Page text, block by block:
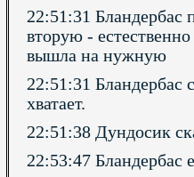
22:51:31 Бландербас
вторую -
вышла на нужную
22:51:31 Бландербас
хватает.
22:51:38 Дундосик
22:53:47 Бландербас